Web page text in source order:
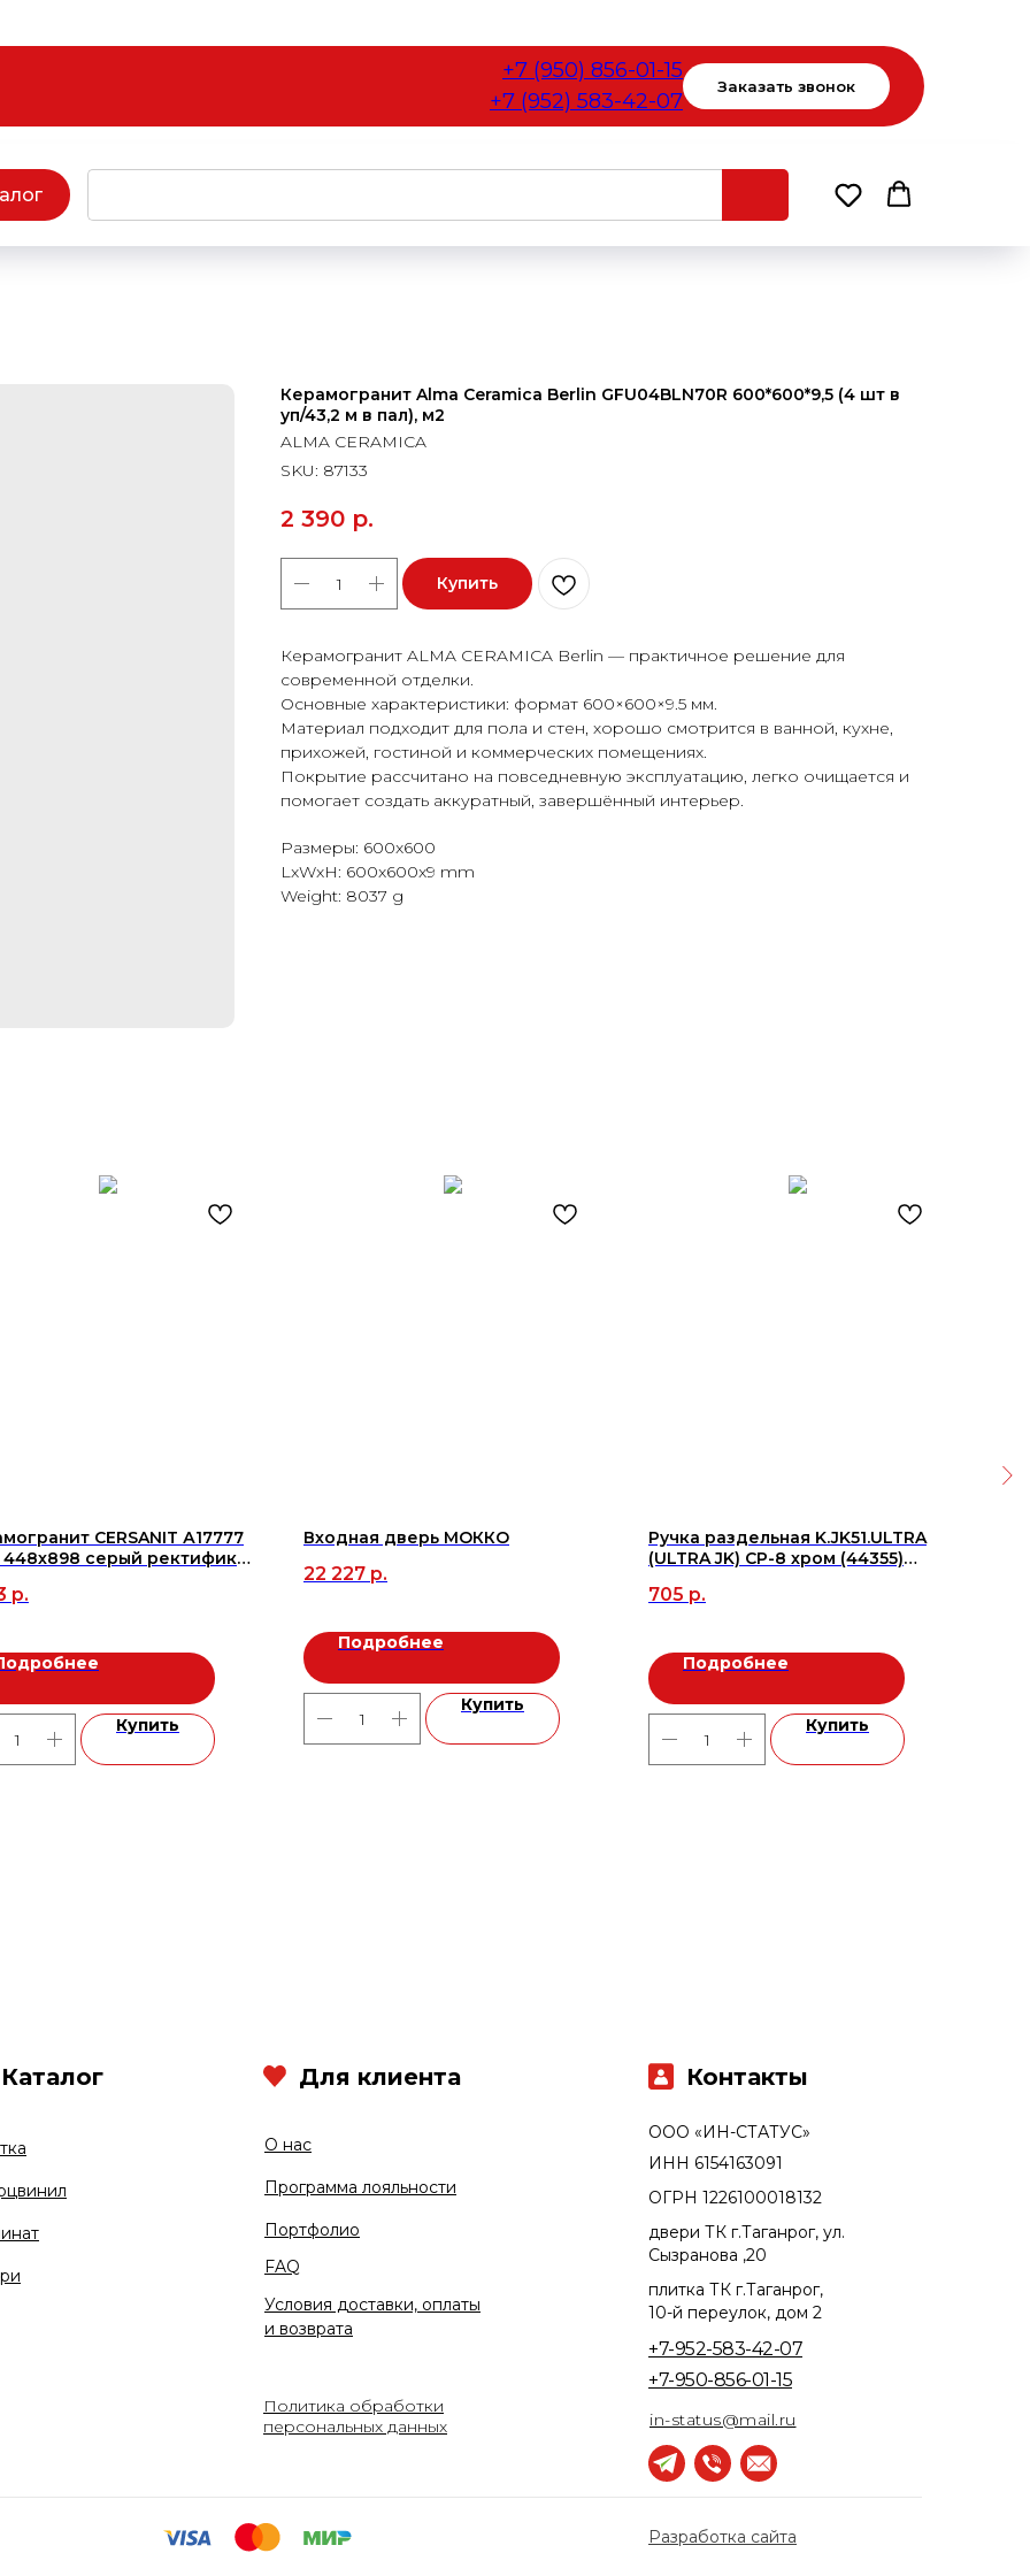
+7 (950) 856-01-15
+7 (952) 583-42-07
Заказать звонок
Керамогранит Alma Ceramica Berlin GFU04BLN70R 600*600*9,5 (4 шт в
уп/43,2 м в пал), м2
ALMA CERAMICA
SKU: 87133
2 390 р.
Купить
Керамогранит ALMA CERAMICA Berlin — практичное решение для
современной отделки.
Основные характеристики: формат 600×600×9.5 мм.
Материал подходит для пола и стен, хорошо смотрится в ванной, кухне,
прихожей, гостиной и коммерческих помещениях.
Покрытие рассчитано на повседневную эксплуатацию, легко очищается и
помогает создать аккуратный, завершённый интерьер.
Размеры: 600x600
LxWxH: 600x600x9 mm
Weight: 8037 g
СERSANIT А17777
448х898 серый ректификат
р.
Купить
Входная дверь МОККО
22 227 р.
Подробнее
Купить
Ручка раздельная K.JK51.ULTRA
(ULTRA JK) CP-8 хром (44355)
705 р.
Подробнее
Купить
Политика обработки
персональных данных
+7-950-856-01-15
+7-952-583-42-07
О нас
Программа лояльности
Портфолио
ООО «ИН-СТАТУС»
плитка ТК г.Таганрог,
10-й переулок, дом 2
двери ТК г.Таганрог, ул.
Сызранова ,20
ОГРН 1226100018132
ИНН 6154163091
Разработка сайта
Условия доставки, оплаты
и возврата
FAQ
Каталог
in-status@mail.ru
Контакты
Для клиента